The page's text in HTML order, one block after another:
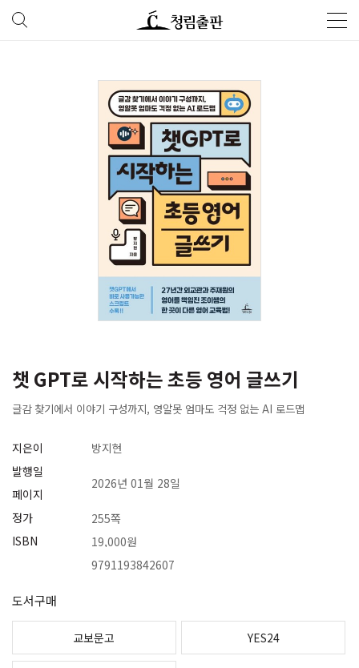
챗 GPT로 시작하는 초등 영어 글쓰기
글감 찾기에서 이야기 구성까지, 영알못 엄마도 걱정 없는 AI 로드맵
지은이
발행일
페이지
정가
ISBN
방지현
2026년 01월 28일
255쪽
19,000원
9791193842607
도서구매
교보문고 YES24